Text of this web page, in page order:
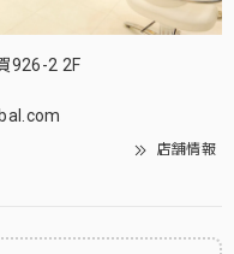
926-2 2F
店舗情報